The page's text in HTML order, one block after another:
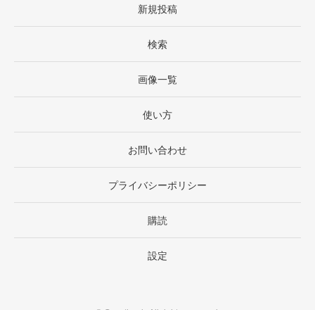
新規投稿
検索
画像一覧
使い方
お問い合わせ
プライバシーポリシー
購読
設定